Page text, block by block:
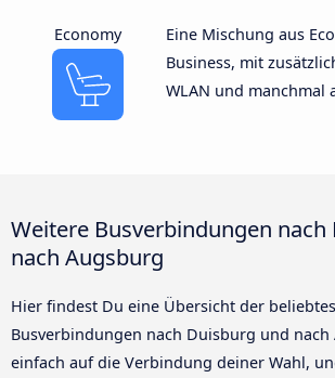
Economy
Eine Mischung aus
Business, mit
WLAN und manchmal
Weitere Busverbindungen
nach Augsburg
Hier findest Du eine Übersicht der
Busverbindungen nach Duisburg und nach
einfach auf die Verbindung deiner Wahl,